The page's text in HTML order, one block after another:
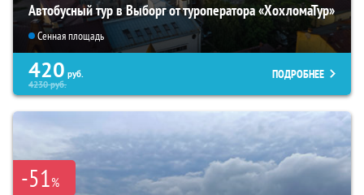
Автобусный тур в Выборг от туроператора «ХохломаТур»
Сенная площадь
420 руб.
4230руб.
ПОДРОБНЕЕ
-51%